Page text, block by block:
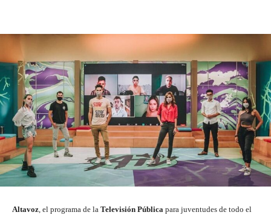
Altavoz, el programa de la Televisión Pública para juventudes de todo el